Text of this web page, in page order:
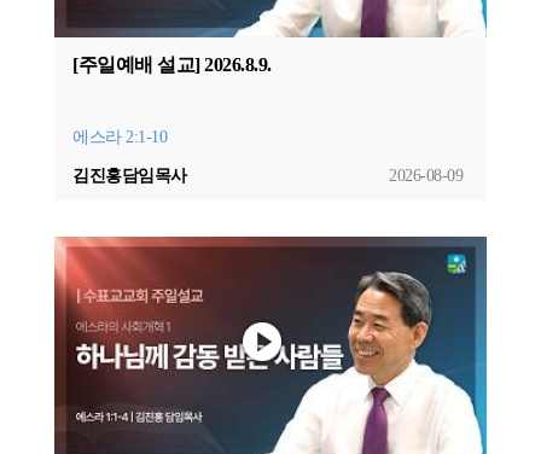
[주일예배 설교] 2026.8.9.
에스라 2:1-10
2026-08-09
김진홍담임목사